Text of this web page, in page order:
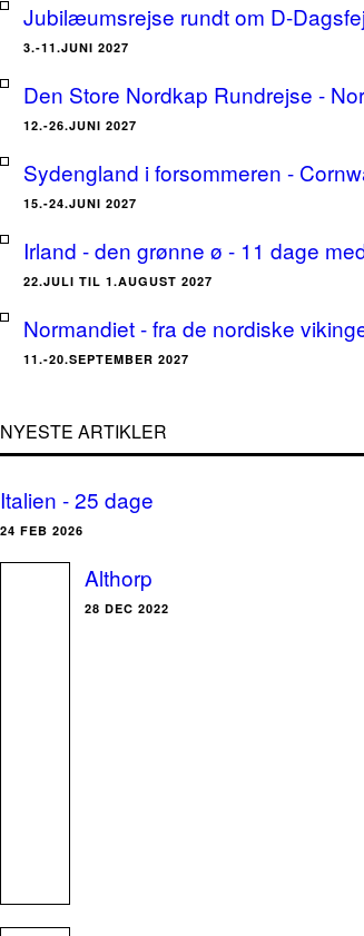
Jubilæumsrejse rundt om D-
3.-11.JUNI 2027
Den Store Nordkap Rundrejse -
12.-26.JUNI 2027
Sydengland i forsommeren -
15.-24.JUNI 2027
Irland - den grønne ø - 11 dage
22.JULI TIL 1.AUGUST 2027
Normandiet - fra de nordiske
11.-20.SEPTEMBER 2027
NYESTE ARTIKLER
Italien - 25 dage
24 FEB 2026
Althorp
28 DEC 2022